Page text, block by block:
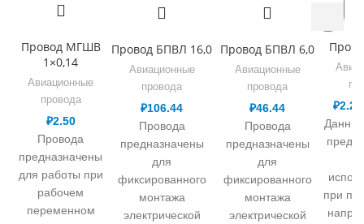
Провод МГШВ
1×0,14
Авиационные
провода
₽2.50
Провода
предназначены
для работы при
рабочем
переменном
Провод БПВЛ 16,0
Авиационные
провода
₽106.44
Провода
предназначены
для
фиксированного
монтажа
электрической
Провод БПВЛ 6,0
Авиационные
провода
₽46.44
Провода
предназначены
для
фиксированного
монтажа
электрической
₽2.27
при